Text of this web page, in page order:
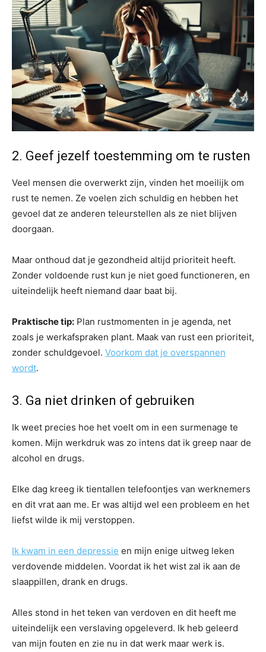
2. Geef jezelf toestemming om te rusten
Veel mensen die overwerkt zijn, vinden het moeilijk om
rust te nemen. Ze voelen zich schuldig en hebben het
gevoel dat ze anderen teleurstellen als ze niet blijven
doorgaan.
Maar onthoud dat je gezondheid altijd prioriteit heeft.
Zonder voldoende rust kun je niet goed functioneren, en
uiteindelijk heeft niemand daar baat bij.
Praktische tip: Plan rustmomenten in je agenda, net
zoals je werkafspraken plant. Maak van rust een prioriteit,
zonder schuldgevoel. Voorkom dat je overspannen
wordt.
3. Ga niet drinken of gebruiken
Ik weet precies hoe het voelt om in een surmenage te
komen. Mijn werkdruk was zo intens dat ik greep naar de
alcohol en drugs.
Elke dag kreeg ik tientallen telefoontjes van werknemers
en dit vrat aan me. Er was altijd wel een probleem en het
liefst wilde ik mij verstoppen.
Ik kwam in een depressie en mijn enige uitweg leken
verdovende middelen. Voordat ik het wist zal ik aan de
slaappillen, drank en drugs.
Alles stond in het teken van verdoven en dit heeft me
uiteindelijk een verslaving opgeleverd. Ik heb geleerd
van mijn fouten en zie nu in dat werk maar werk is.